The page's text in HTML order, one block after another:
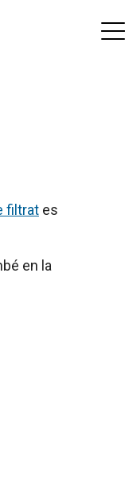
filtrat es
en la